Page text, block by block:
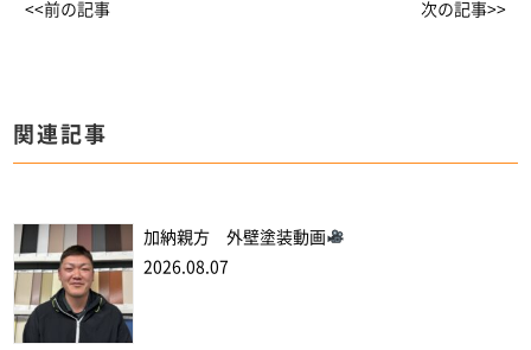
<<前の記事 次の記事>>
関連記事
加納親方 外壁塗装動画
2026.08.07